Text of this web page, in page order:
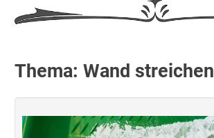
Thema: Wand streichen